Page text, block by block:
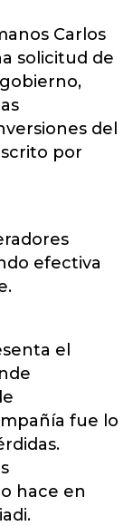
Carlos
solicitud de
del
por
efectiva
el
fue lo
hace en